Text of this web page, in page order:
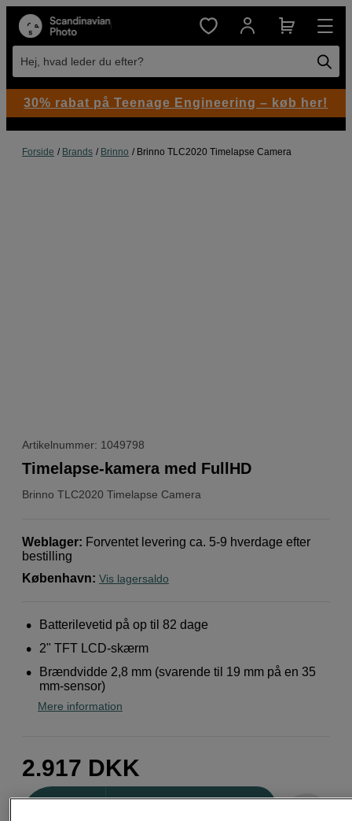
Hej, hvad leder du efter?
Forside Brands Brinno Brinno TLC2020 Timelapse Camera
Artikelnummer: 1049798
Brinno TLC2020 Timelapse Camera
Timelapse-kamera med FullHD
Weblager: Forventet levering ca. 5-9 hverdage efter
bestilling
København: Vis lagersaldo
Batterilevetid på op til 82 dage
2" TFT LCD-skærm
Brændvidde 2,8 mm (svarende til 19 mm på en 35
mm-sensor)
Mere information
2.917 DKK
Antal
30% rabat på Teenage Engineering – køb her!